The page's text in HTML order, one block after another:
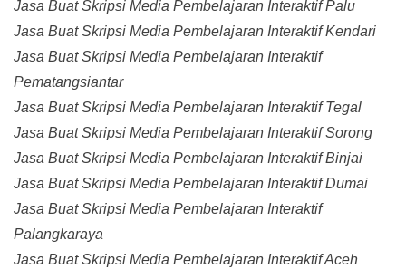
Jasa Buat Skripsi Media Pembelajaran Interaktif Palu
Jasa Buat Skripsi Media Pembelajaran Interaktif Kendari
Jasa Buat Skripsi Media Pembelajaran Interaktif
Pematangsiantar
Jasa Buat Skripsi Media Pembelajaran Interaktif Tegal
Jasa Buat Skripsi Media Pembelajaran Interaktif Sorong
Jasa Buat Skripsi Media Pembelajaran Interaktif Binjai
Jasa Buat Skripsi Media Pembelajaran Interaktif Dumai
Jasa Buat Skripsi Media Pembelajaran Interaktif
Palangkaraya
Jasa Buat Skripsi Media Pembelajaran Interaktif Aceh